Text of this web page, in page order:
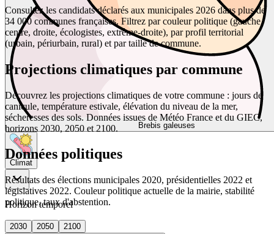
Brebis galeuses
Climat
Horizon temporel
2030 2050
2100
Consultez les candidats déclarés aux municipales 2026 dans plus de
34 000 communes françaises. Filtrez par couleur politique (gauche,
centre, droite, écologistes, extrême-droite), par profil territorial
(urbain, périurbain, rural) et par taille de commune.
Projections climatiques par commune
Découvrez les projections climatiques de votre commune : jours de
canicule, température estivale, élévation du niveau de la mer,
sécheresses des sols. Données issues de Météo France et du GIEC,
horizons 2030, 2050 et 2100.
Données politiques
Résultats des élections municipales 2020, présidentielles 2022 et
législatives 2022. Couleur politique actuelle de la mairie, stabilité
politique, taux d'abstention.